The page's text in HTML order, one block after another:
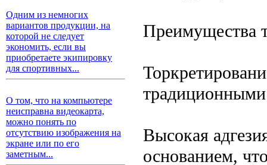
Одним из немногих
вариантов продукции, на
которой не следует
экономить, если вы
приобретаете экипировку
для спортивных...
О том, что на компьютере
неисправна видеокарта,
можно понять по
отсутствию изображения на
экране или по его
заметным...
Преимущества
Высокая
основанием,